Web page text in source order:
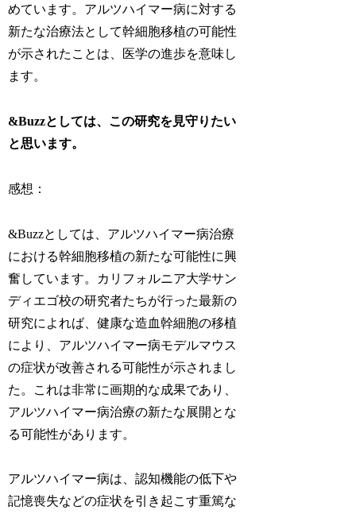
めています。アルツハイマー病に対する
新たな治療法として幹細胞移植の可能性
が示されたことは、医学の進歩を意味し
ます。
&Buzzとしては、この研究を見守りたい
と思います。
感想：
&Buzzとしては、アルツハイマー病治療
における幹細胞移植の新たな可能性に興
奮しています。カリフォルニア大学サン
ディエゴ校の研究者たちが行った最新の
研究によれば、健康な造血幹細胞の移植
により、アルツハイマー病モデルマウス
の症状が改善される可能性が示されまし
た。これは非常に画期的な成果であり、
アルツハイマー病治療の新たな展開とな
る可能性があります。
アルツハイマー病は、認知機能の低下や
記憶喪失などの症状を引き起こす重篤な